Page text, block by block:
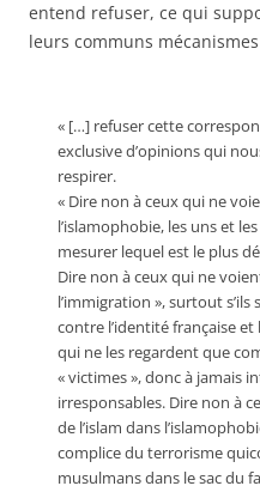
entend refuser, ce qui
leurs communs
« […] refuser cette
exclusive d’opinions qui
respirer.
« Dire non à ceux qui ne
l’islamophobie, les uns et
mesurer lequel est le plus
Dire non à ceux qui ne
l’immigration », surtout
contre l’identité française
qui ne les regardent que
« victimes », donc à jamais
irresponsables. Dire non à
de l’islam dans
complice du terrorisme
musulmans dans le sac du